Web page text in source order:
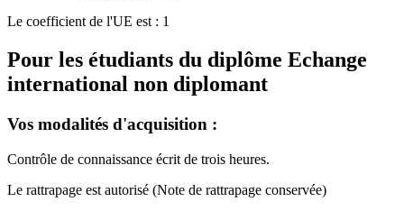
Le coefficient de l'UE est : 1
Pour les étudiants du diplôme Echange
international non diplomant
Vos modalités d'acquisition :
Contrôle de connaissance écrit de trois heures.
Le rattrapage est autorisé (Note de rattrapage conservée)